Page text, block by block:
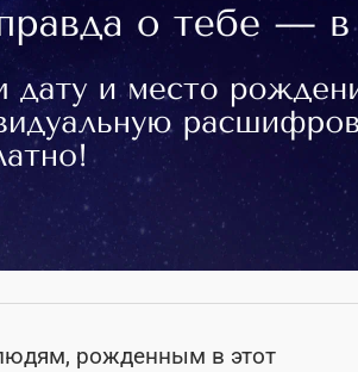
рожденным в этот